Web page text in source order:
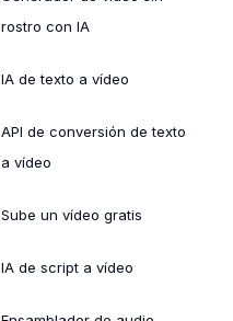
rostro con IA
IA de texto a vídeo
API de conversión de texto
a vídeo
Sube un vídeo gratis
IA de script a vídeo